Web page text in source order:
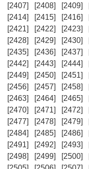
[2407]
[2408] [2409]
[2414]
[2415] [2416]
[2421]
[2422] [2423]
[2428]
[2429] [2430]
[2435]
[2436] [2437]
[2442]
[2443] [2444]
[2449]
[2450] [2451]
[2456]
[2457] [2458]
[2463]
[2464] [2465]
[2470]
[2471] [2472]
[2477]
[2478] [2479]
[2484]
[2485] [2486]
[2491]
[2492] [2493]
[2498]
[2499] [2500]